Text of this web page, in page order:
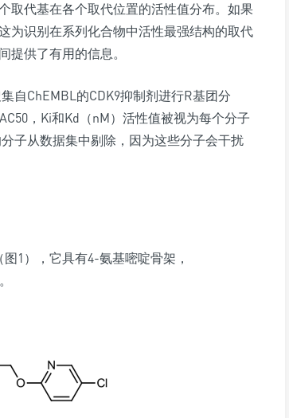
取代基在各个取代位置的活性值分布。如果
为识别在系列化合物中活性最强结构的取代
提供了有用的信息。
自ChEMBL的CDK9抑制剂进行R基团分
，Ki和Kd（nM）活性值被视为每个分子
子从数据集中剔除，因为这些分子会干扰
1），它具有4-氨基嘧啶骨架，